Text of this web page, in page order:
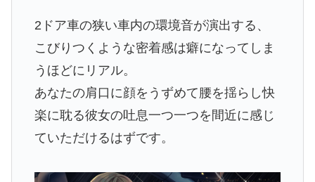
2ドア車の狭い車内の環境音が演出する、
こびりつくような密着感は癖になってしま
うほどにリアル。
あなたの肩口に顔をうずめて腰を揺らし快
楽に耽る彼女の吐息一つ一つを間近に感じ
ていただけるはずです。